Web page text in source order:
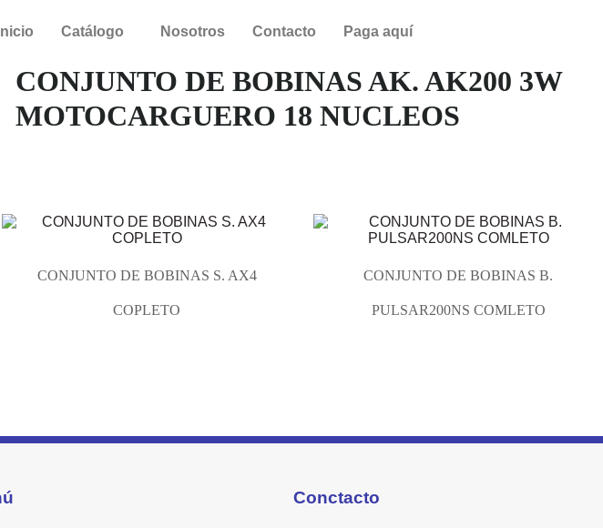
Inicio Catálogo Nosotros Contacto Paga aquí
CONJUNTO DE BOBINAS AK. AK200 3W
MOTOCARGUERO 18 NUCLEOS
CONJUNTO DE BOBINAS S. AX4
COPLETO
CONJUNTO DE BOBINAS B.
PULSAR200NS COMLETO
Conctacto